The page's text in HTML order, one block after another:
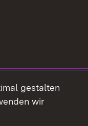
gestalten
wir